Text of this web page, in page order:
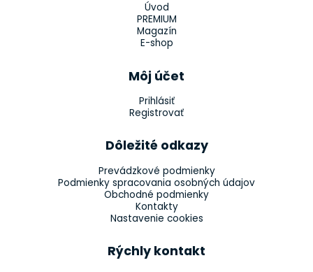
Úvod
PREMIUM
Magazín
E-shop
Môj účet
Prihlásiť
Registrovať
Dôležité odkazy
Prevádzkové podmienky
Podmienky spracovania osobných údajov
Obchodné podmienky
Kontakty
Nastavenie cookies
Rýchly kontakt